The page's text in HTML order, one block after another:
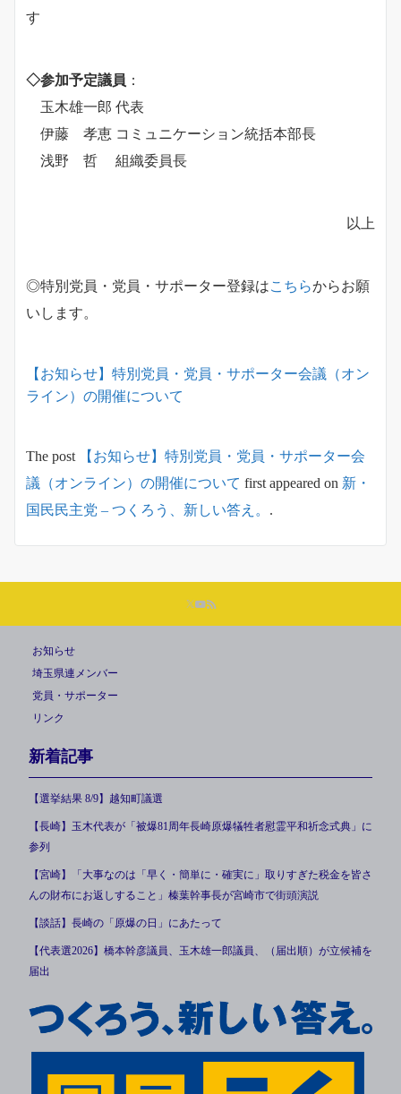
す
◇参加予定議員 ：
玉木雄一郎 代表
伊藤 孝恵 コミュニケーション統括本部長
浅野 哲 組織委員長
以上
◎特別党員・党員・サポーター登録はこちらからお願
いします。
【お知らせ】特別党員・党員・サポーター会議（オン
ライン）の開催について
The post
【お知らせ】特別党員・党員・サポーター会
議（オンライン）の開催について first appeared on 新・
国民民主党 – つくろう、新しい答え。 .
お知らせ
埼玉県連メンバー
党員・サポーター
リンク
新着記事
【選挙結果 8/9】越知町議選
【長崎】玉木代表が「被爆81周年長崎原爆犠牲者慰霊平和祈念式典」に
参列
【宮崎】「大事なのは「早く・簡単に・確実に」取りすぎた税金を皆さ
んの財布にお返しすること」榛葉幹事長が宮崎市で街頭演説
【談話】長崎の「原爆の日」にあたって
【代表選2026】橋本幹彦議員、玉木雄一郎議員、（届出順）が立候補を
届出